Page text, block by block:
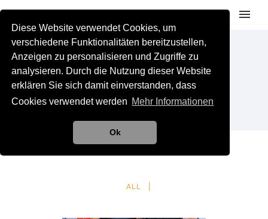
Diese Website verwendet Cookies, um
verschiedene Funktionalitäten bereitzustellen,
Anzeigen zu personalisieren und Zugriffe zu
analysieren. Durch die Nutzung dieser Website
erklären Sie sich damit einverstanden, dass
Cookies verwendet werden Mehr Informationen
Ok
PORTFOLIO CATEGORY :
VIP´S
Home/ Portfolio Category /VIP´S
ALL